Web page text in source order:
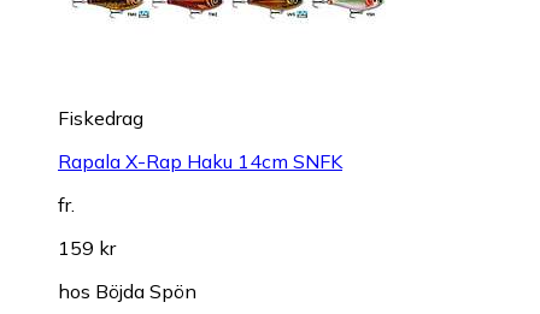
Fiskedrag
Rapala X-Rap Haku 14cm SNFK
fr.
159 kr
hos Böjda Spön